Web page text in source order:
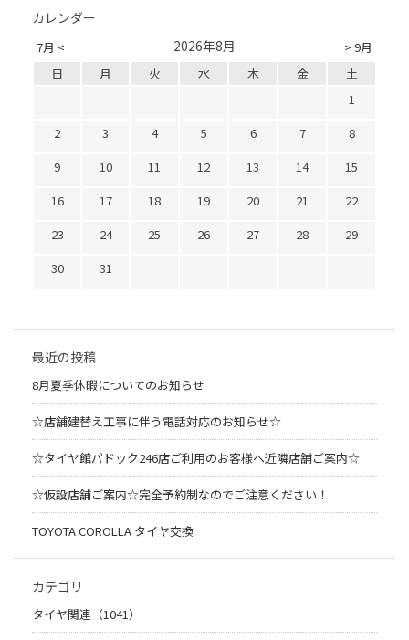
カレンダー
7月 < > 9月
2026年8月
日 月 火 水 木 金
土
1
2
3 4 5 6 7
8
9
10 11 12 13 14
15
16
17 18 19 20 21
22
23
24 25 26 27 28
29
30
31
最近の投稿
8月夏季休暇についてのお知らせ
☆店舗建替え工事に伴う電話対応のお知らせ☆
☆タイヤ館パドック246店ご利用のお客様へ近隣店舗ご案内☆
☆仮設店舗ご案内☆完全予約制なのでご注意ください！
TOYOTA COROLLA タイヤ交換
カテゴリ
タイヤ関連（1041）